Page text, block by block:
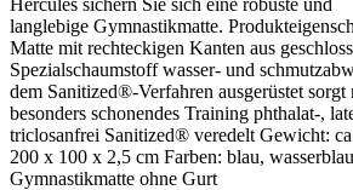
langlebige Gymnastikmatte.
Matte mit rechteckigen Kanten aus
Spezialschaumstoff wasser- und
dem Sanitized®-Verfahren ausgerüstet
besonders schonendes Training phthalat-,
triclosanfrei Sanitized® veredelt Gewicht:
200 x 100 x 2,5 cm Farben: blau,
Gymnastikmatte ohne Gurt